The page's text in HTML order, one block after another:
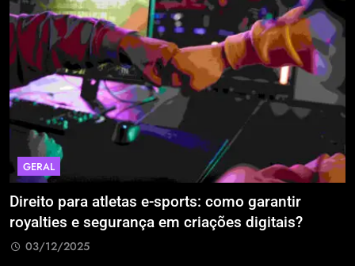
GERAL
Direito para atletas e-sports: como garantir
royalties e segurança em criações digitais?
03/12/2025